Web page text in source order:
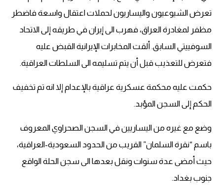
تعرض الشيوعيون واليساريون لحملات اعتقال واسعة فاضطر
مظفر لمغادرة العراق، فهرب الى إيران في طريقه إلى الاتحاد
السوفييتي السابق. ألقت المخابرات الإيرانية القبض عليه
فتعرض للتعذيب قبل أن يتم تسليمه الى السلطات العراقية.
حكمت عليه محكمة عسكرية عراقية بالإعدام إلا انه تم تخفيف
الحكم إلى السجن المؤبد.
وضع مع غيره من اليساريين في السجن الصحراوي المعروف
باسم “نقرة السلمان” القريب من الحدود السعودية-العراقية،
حيث أمضى عدة سنوات ونقل بعدها الى سجن الحلة الواقع
جنوب بغداد.